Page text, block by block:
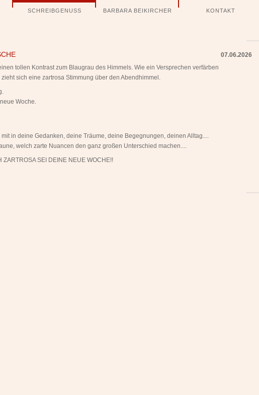
SCHREIBGENUSS BARBARA BEIKIRCHER KONTAKT
07.06.2026
tollen Kontrast zum Blaugrau des Himmels. Wie ein Versprechen verfärben
sich eine zartrosa Stimmung über den Abendhimmel.
Woche.
mit in deine Gedanken, deine Träume, deine Begegnungen, deinen Alltag....
welch zarte Nuancen den ganz großen Unterschied machen....
ZARTROSA SEI DEINE NEUE WOCHE!!